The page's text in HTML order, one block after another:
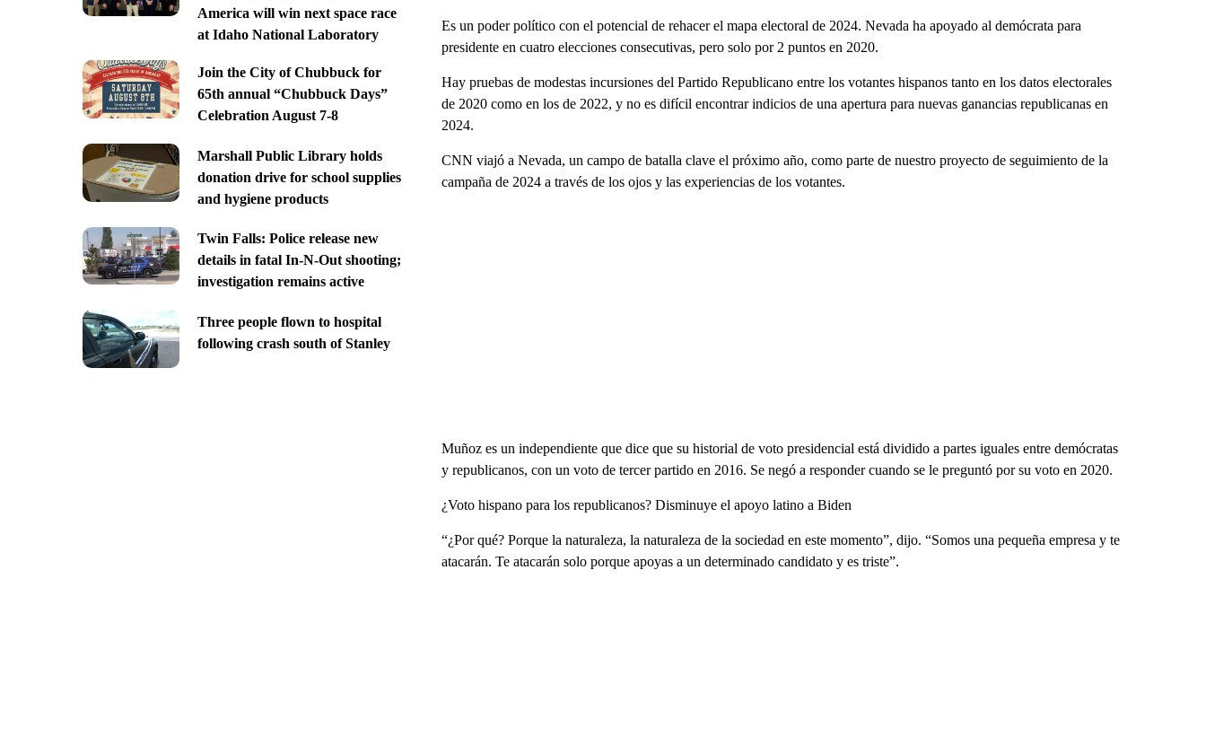
America will win next space race
at Idaho National Laboratory
Join the City of Chubbuck for
65th annual “Chubbuck Days”
Celebration August 7-8
Marshall Public Library holds
donation drive for school supplies
and hygiene products
Twin Falls: Police release new
details in fatal In-N-Out shooting;
investigation remains active
Three people flown to hospital
following crash south of Stanley
Es un poder político con el potencial de rehacer el mapa electoral de 2024. Nevada ha apoyado al demócrata para
presidente en cuatro elecciones consecutivas, pero solo por 2 puntos en 2020.
Hay pruebas de modestas incursiones del Partido Republicano entre los votantes hispanos tanto en los datos electorales
de 2020 como en los de 2022, y no es difícil encontrar indicios de una apertura para nuevas ganancias republicanas en
2024.
CNN viajó a Nevada, un campo de batalla clave el próximo año, como parte de nuestro proyecto de seguimiento de la
campaña de 2024 a través de los ojos y las experiencias de los votantes.
Muñoz es un independiente que dice que su historial de voto presidencial está dividido a partes iguales entre demócratas
y republicanos, con un voto de tercer partido en 2016. Se negó a responder cuando se le preguntó por su voto en 2020.
¿Voto hispano para los republicanos? Disminuye el apoyo latino a Biden
“¿Por qué? Porque la naturaleza, la naturaleza de la sociedad en este momento”, dijo. “Somos una pequeña empresa y te
atacarán. Te atacarán solo porque apoyas a un determinado candidato y es triste”.